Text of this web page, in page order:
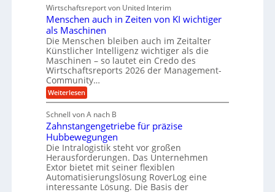
t
m
e
h
r
T
e
m
p
o
u
n
d
w
e
n
H
y
d
r
a
u
l
i
k
i
m
V
e
r
g
l
l
a
n
g
l
e
b
i
g
e
u
g
e
l
g
g
u
l
a
T
e
c
h
n
o
l
o
g
i
e
s
b
e
z
i
e
Wirtschaftsreport von United Interim
Menschen auch in Zeiten von KI wichtiger
als Maschinen
Die Menschen bleiben auch im Zeitalter
Künstlicher Intelligenz wichtiger als die
Maschinen – so lautet ein Credo des
Wirtschaftsreports 2026 der Management-
Community…
Weiterlesen:
M
n
s
c
h
e
n
a
u
c
Schnell von A nach B
Zahnstangengetriebe für präzise
Hubbewegungen
Die Intralogistik steht vor großen
Herausforderungen. Das Unternehmen
Extor bietet mit seiner flexiblen
Automatisierungslösung RoverLog eine
interessante Lösung. Die Basis der